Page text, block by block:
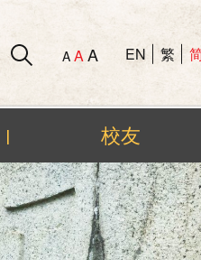
A AA EN 繁
| 校友